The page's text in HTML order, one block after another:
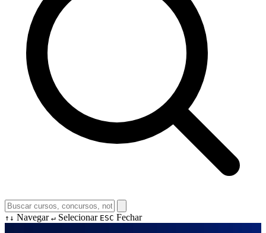
↑↓ Navegar ↵ Selecionar ESC Fechar